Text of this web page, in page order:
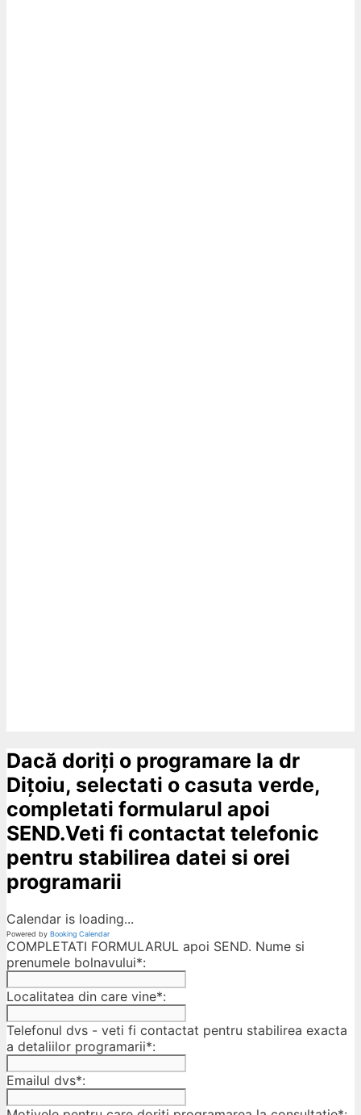
Dacă doriți o programare la dr
Dițoiu, selectati o casuta verde,
completati formularul apoi
SEND.Veti fi contactat telefonic
pentru stabilirea datei si orei
programarii
Calendar is loading...
Powered by Booking Calendar
COMPLETATI FORMULARUL apoi SEND. Nume si
prenumele bolnavului*:
Localitatea din care vine*:
Telefonul dvs - veti fi contactat pentru stabilirea exacta
a detaliilor programarii*:
Emailul dvs*: